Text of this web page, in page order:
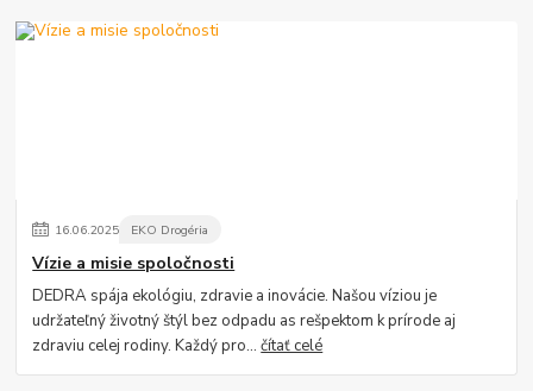
16.06.2025 EKO Drogéria
Vízie a misie spoločnosti
DEDRA spája ekológiu, zdravie a inovácie. Našou víziou je
udržateľný životný štýl bez odpadu as rešpektom k prírode aj
zdraviu celej rodiny. Každý pro...čítať celé